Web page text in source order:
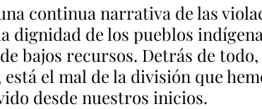
continua narrativa de las
dignidad de los pueblos
bajos recursos. Detrás de todo,
el mal de la división que
desde nuestros inicios.